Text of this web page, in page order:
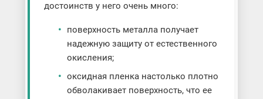
достоинств у него очень много:
поверхность металла получает
надежную защиту от естественного
окисления;
оксидная пленка настолько плотно
обволакивает поверхность, что ее